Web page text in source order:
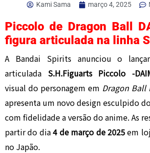
Kami Sama março 4, 2025
Piccolo de Dragon Ball
figura articulada na linha
A Bandai Spirits anunciou o
articulada S.H.Figuarts Piccolo -
visual do personagem em Dragon Ball
apresenta um novo design esculpido
com fidelidade a versão do anime. As
partir do dia4 de março de 2025em
no Japão.